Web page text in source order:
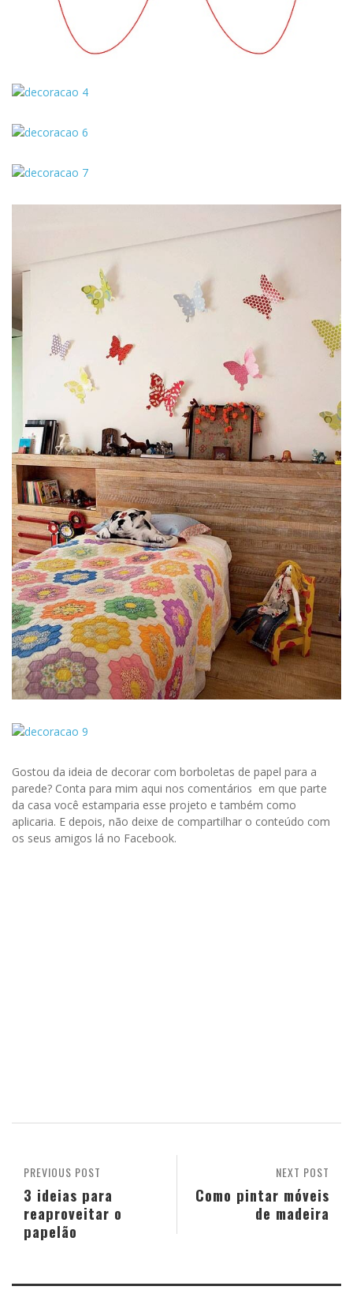
Gostou da ideia de decorar com borboletas de papel para a
parede? Conta para mim aqui nos comentários em que parte
da casa você estamparia esse projeto e também como
aplicaria. E depois, não deixe de compartilhar o conteúdo com
os seus amigos lá no Facebook.
NEXT POST
Como pintar móveis
de madeira
PREVIOUS POST
3 ideias para
reaproveitar o
papelão